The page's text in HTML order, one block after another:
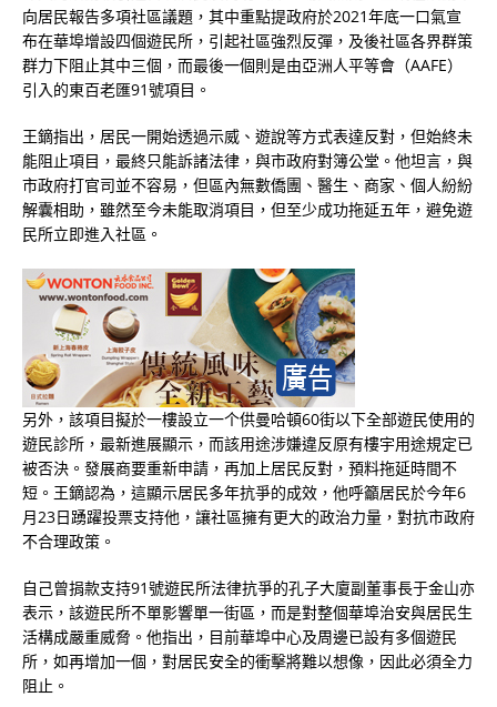
向居民報告多項社區議題，其中重點提政府於2021年底一口氣宣
布在華埠增設四個遊民所，引起社區強烈反彈，及後社區各界群策
群力下阻止其中三個，而最後一個則是由亞洲人平等會（AAFE）
引入的東百老匯91號項目。
王鏑指出，居民一開始透過示威、遊說等方式表達反對，但始終未
能阻止項目，最終只能訴諸法律，與市政府對簿公堂。他坦言，與
市政府打官司並不容易，但區內無數僑團、醫生、商家、個人紛紛
解囊相助，雖然至今未能取消項目，但至少成功拖延五年，避免遊
民所立即進入社區。
另外，該項目擬於一樓設立一个供曼哈頓60街以下全部遊民使用的
遊民診所，最新進展顯示，而該用途涉嫌違反原有樓宇用途規定已
被否決。發展商要重新申請，再加上居民反對，預料拖延時間不
短。王鏑認為，這顯示居民多年抗爭的成效，他呼籲居民於今年6
月23日踴躍投票支持他，讓社區擁有更大的政治力量，對抗市政府
不合理政策。
自己曾捐款支持91號遊民所法律抗爭的孔子大廈副董事長于金山亦
表示，該遊民所不單影響單一街區，而是對整個華埠治安與居民生
活構成嚴重威脅。他指出，目前華埠中心及周邊已設有多個遊民
所，如再增加一個，對居民安全的衝擊將難以想像，因此必須全力
阻止。